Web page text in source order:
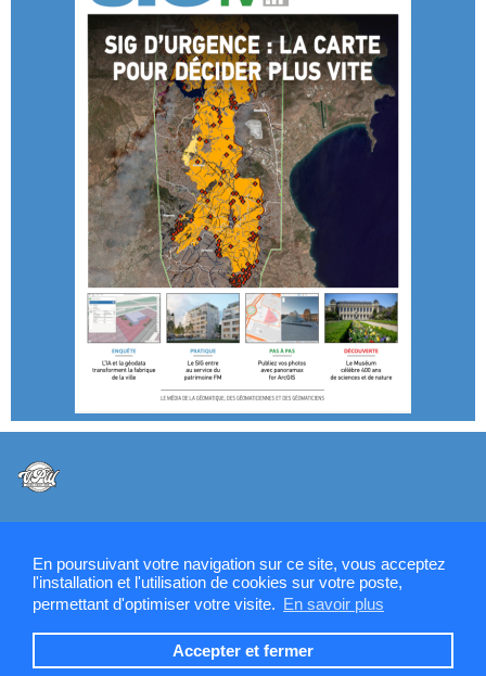
En poursuivant votre navigation sur ce site, vous acceptez
l'installation et l'utilisation de cookies sur votre poste,
permettant d'optimiser votre visite. En savoir plus
Accepter et fermer
Contactez la rédaction de SIGMAG & SIGTV